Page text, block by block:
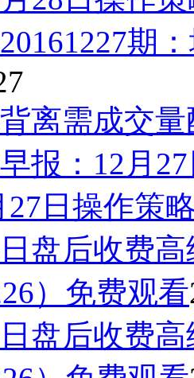
期
离需成交量
报：12月
27日操作策
盘后收费
）免费观看
盘后收费